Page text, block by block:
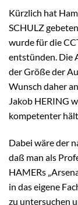
Kürzlich hat
SCHULZ
wurde für die
entstünden. Die
der Größe der
Wunsch daher
Jakob HERING
kompetenter
Dabei wäre der
daß man als
HAMERs
in das eigene
zu untersuchen